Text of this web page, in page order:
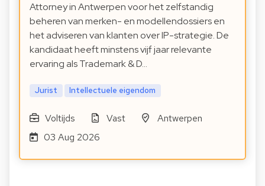
Attorney in Antwerpen voor het zelfstandig
beheren van merken- en modellendossiers en
het adviseren van klanten over IP-strategie. De
kandidaat heeft minstens vijf jaar relevante
ervaring als Trademark & D…
Jurist Intellectuele eigendom
Voltijds Vast
Antwerpen
03 Aug 2026